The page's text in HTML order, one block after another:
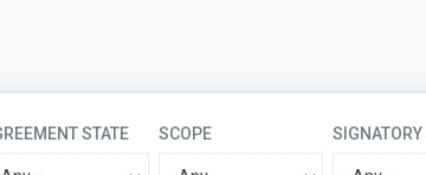
STATE SCOPE SIGNATORY